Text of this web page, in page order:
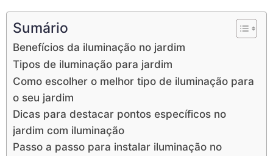
Sumário
Benefícios da iluminação no jardim
Tipos de iluminação para jardim
Como escolher o melhor tipo de iluminação para
o seu jardim
Dicas para destacar pontos específicos no
jardim com iluminação
Passo a passo para instalar iluminação no